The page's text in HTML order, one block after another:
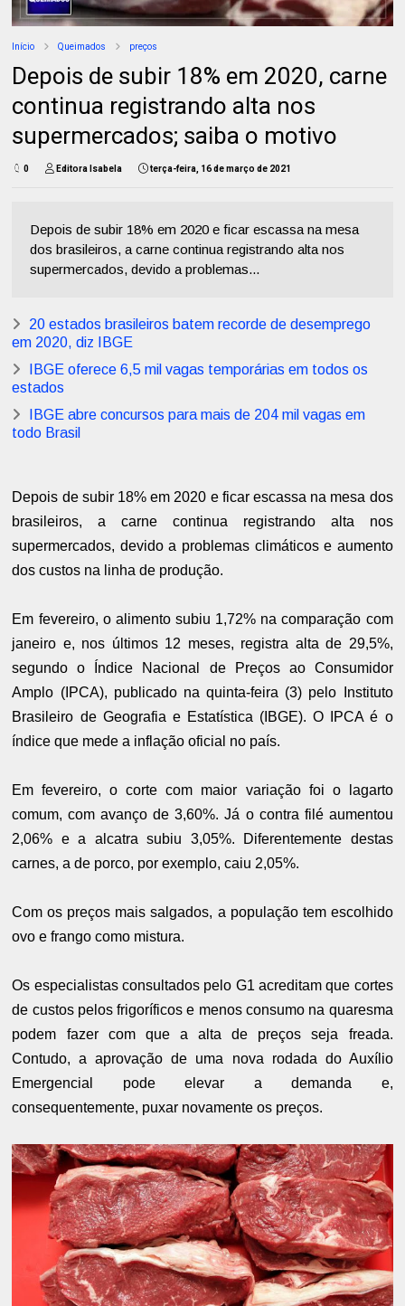
Início Queimados preços
Depois de subir 18% em 2020, carne
continua registrando alta nos
supermercados; saiba o motivo
0 Editora Isabela terça-feira, 16 de março de 2021
Depois de subir 18% em 2020 e ficar escassa na mesa
dos brasileiros, a carne continua registrando alta nos
supermercados, devido a problemas...
20 estados brasileiros batem recorde de desemprego
em 2020, diz IBGE
IBGE oferece 6,5 mil vagas temporárias em todos os
estados
IBGE abre concursos para mais de 204 mil vagas em
todo Brasil
Depois de subir 18% em 2020 e ficar escassa na mesa dos
brasileiros, a carne continua registrando alta nos
supermercados, devido a problemas climáticos e aumento
dos custos na linha de produção.
Em fevereiro, o alimento subiu 1,72% na comparação com
janeiro e, nos últimos 12 meses, registra alta de 29,5%,
segundo o Índice Nacional de Preços ao Consumidor
Amplo (IPCA), publicado na quinta-feira (3) pelo Instituto
Brasileiro de Geografia e Estatística (IBGE). O IPCA é o
índice que mede a inflação oficial no país.
Em fevereiro, o corte com maior variação foi o lagarto
comum, com avanço de 3,60%. Já o contra filé aumentou
2,06% e a alcatra subiu 3,05%. Diferentemente destas
carnes, a de porco, por exemplo, caiu 2,05%.
Com os preços mais salgados, a população tem escolhido
ovo e frango como mistura.
Os especialistas consultados pelo G1 acreditam que cortes
de custos pelos frigoríficos e menos consumo na quaresma
podem fazer com que a alta de preços seja freada.
Contudo, a aprovação de uma nova rodada do Auxílio
Emergencial pode elevar a demanda e,
consequentemente, puxar novamente os preços.